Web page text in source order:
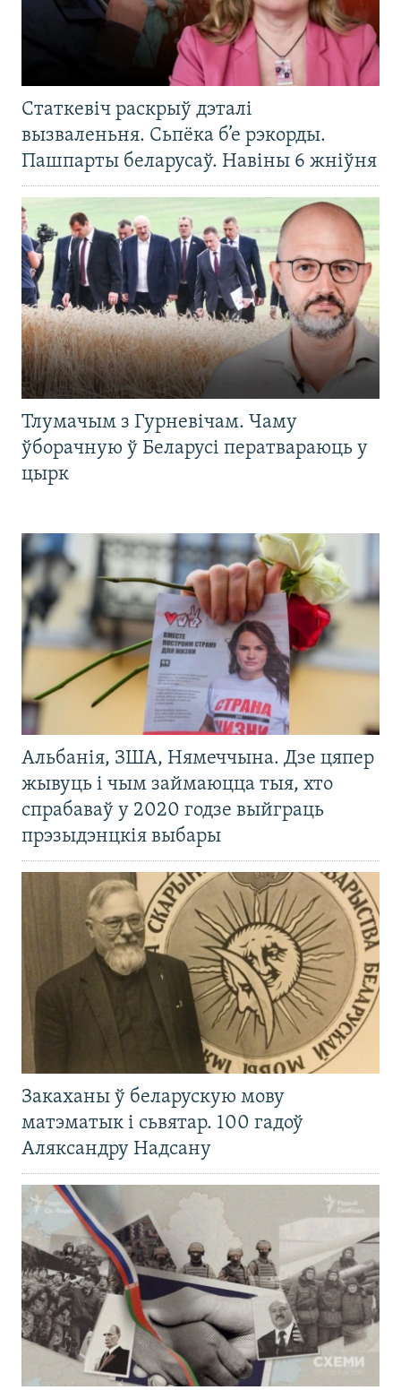
Статкевіч раскрыў дэталі
вызваленьня. Сьпёка б’е рэкорды.
Пашпарты беларусаў. Навіны 6 жніўня
Тлумачым з Гурневічам. Чаму
ўборачную ў Беларусі ператвараюць у
цырк
Альбанія, ЗША, Нямеччына. Дзе цяпер
жывуць і чым займаюцца тыя, хто
спрабаваў у 2020 годзе выйграць
прэзыдэнцкія выбары
Закаханы ў беларускую мову
матэматык і сьвятар. 100 гадоў
Аляксандру Надсану